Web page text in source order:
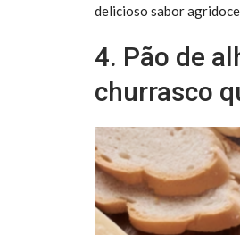
delicioso sabor
4. Pão de
churrasco